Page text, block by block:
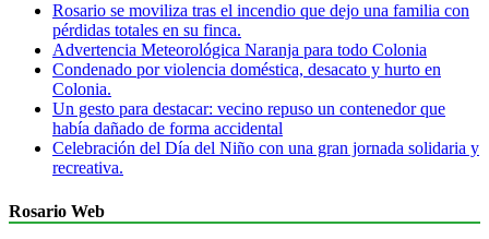
Rosario se moviliza tras el incendio que dejo una familia con
pérdidas totales en su finca.
Advertencia Meteorológica Naranja para todo Colonia
Condenado por violencia doméstica, desacato y hurto en
Colonia.
Un gesto para destacar: vecino repuso un contenedor que
había dañado de forma accidental
Celebración del Día del Niño con una gran jornada solidaria y
recreativa.
Rosario Web